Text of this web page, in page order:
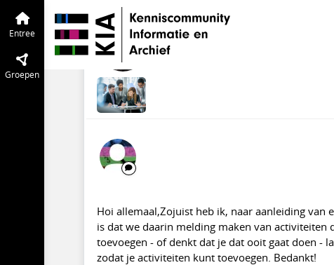
Entree
Groepen
KIA Community Entree
Nieuw: Kalender
jul 2007
Hoi allemaal,Zojuist heb ik, naar aanleiding van
is dat we daarin melding maken van
toevoegen - of denkt dat je dat ooit gaat doen -
zodat je activiteiten kunt toevoegen. Bedankt!